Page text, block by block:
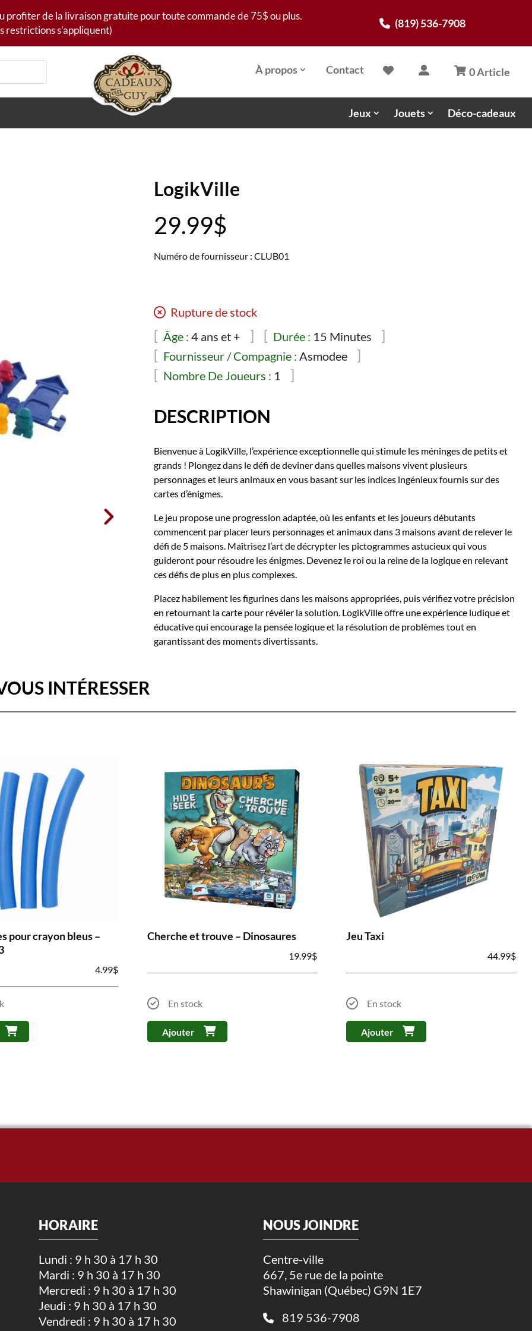
profiter de la livraison gratuite pour toute commande de 75$ ou plus.
restrictions s’appliquent)
(819) 536-7908
À propos Contact 0 Article
Jeux Jouets Déco-cadeaux

LogikVille
29.99$
Numéro de fournisseur : CLUB01
Rupture de stock
Âge : 4 ans et + Durée : 15 Minutes
Fournisseur / Compagnie : Asmodee
Nombre De Joueurs : 1
DESCRIPTION
Bienvenue à LogikVille, l’expérience exceptionnelle qui stimule les méninges de petits et
grands ! Plongez dans le défi de deviner dans quelles maisons vivent plusieurs
personnages et leurs animaux en vous basant sur les indices ingénieux fournis sur des
cartes d’énigmes.
Le jeu propose une progression adaptée, où les enfants et les joueurs débutants
commencent par placer leurs personnages et animaux dans 3 maisons avant de relever le
défi de 5 maisons. Maîtrisez l’art de décrypter les pictogrammes astucieux qui vous
guideront pour résoudre les énigmes. Devenez le roi ou la reine de la logique en relevant
ces défis de plus en plus complexes.
Placez habilement les figurines dans les maisons appropriées, puis vérifiez votre précision
en retournant la carte pour révéler la solution. LogikVille offre une expérience ludique et
éducative qui encourage la pensée logique et la résolution de problèmes tout en
garantissant des moments divertissants.
INTÉRESSER
pour crayon bleus –
4.99$
Cherche et trouve – Dinosaures
19.99$
En stock
Ajouter
Jeu Taxi
44.99$
En stock
Ajouter
HORAIRE
Lundi : 9 h 30 à 17 h 30
Mardi : 9 h 30 à 17 h 30
Mercredi : 9 h 30 à 17 h 30
Jeudi : 9 h 30 à 17 h 30
Vendredi : 9 h 30 à 17 h 30
NOUS JOINDRE
Centre-ville
667, 5e rue de la pointe
Shawinigan (Québec) G9N 1E7
819 536-7908